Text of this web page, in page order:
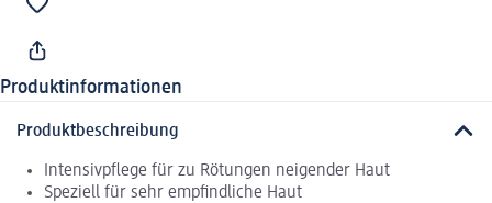
Produktinformationen
Produktbeschreibung
Intensivpflege für zu Rötungen neigender Haut
Speziell für sehr empfindliche Haut